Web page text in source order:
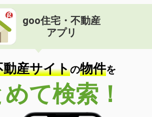
goo住宅・不動産
アプリ
動産サイトの物件を
て検索！